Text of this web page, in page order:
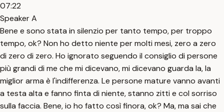
07:22
Speaker A
Bene e sono stata in silenzio per tanto tempo, per troppo
tempo, ok? Non ho detto niente per molti mesi, zero a zero
di zero di zero. Ho ignorato seguendo il consiglio di persone
più grandi di me che mi dicevano, mi dicevano guarda la, la
miglior arma è l'indifferenza. Le persone mature vanno avanti
a testa alta e fanno finta di niente, stanno zitti e col sorriso
sulla faccia. Bene, io ho fatto così finora, ok? Ma, ma sai che